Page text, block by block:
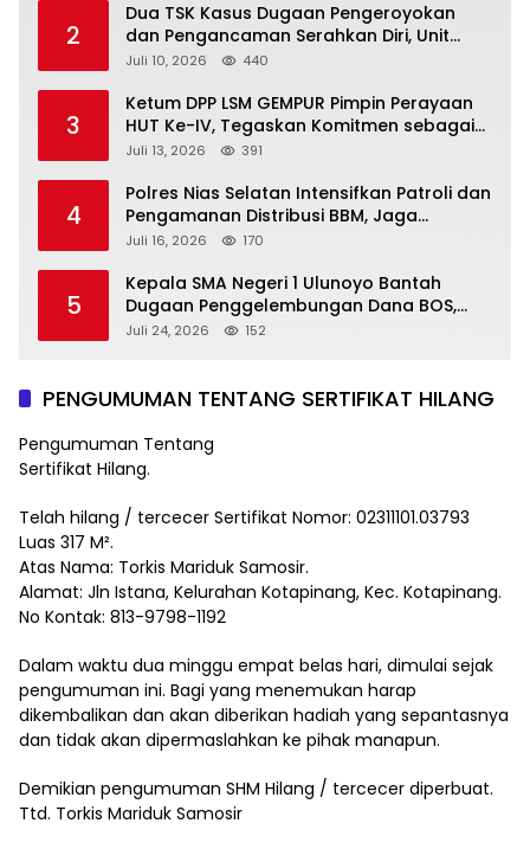
2
Dua TSK Kasus Dugaan Pengeroyokan
dan Pengancaman Serahkan Diri, Unit
Reskrim Polsek Lolowau Tuntaskan
Juli 10, 2026 440
3
Ketum DPP LSM GEMPUR Pimpin Perayaan
HUT Ke-IV, Tegaskan Komitmen sebagai
Mitra Pemerintah dan Corong Aspirasi
Juli 13, 2026 391
4
Polres Nias Selatan Intensifkan Patroli dan
Pengamanan Distribusi BBM, Jaga
Ketertiban di SPBU
Juli 16, 2026 170
5
Kepala SMA Negeri 1 Ulunoyo Bantah
Dugaan Penggelembungan Dana BOS,
Tegaskan Pemberitaan Tidak Benar
Juli 24, 2026 152
PENGUMUMAN TENTANG SERTIFIKAT HILANG
Pengumuman Tentang
Sertifikat Hilang.
Telah hilang / tercecer Sertifikat Nomor: 02311101.03793
Luas 317 M².
Atas Nama: Torkis Mariduk Samosir.
Alamat: Jln Istana, Kelurahan Kotapinang, Kec. Kotapinang.
No Kontak: 813-9798-1192
Dalam waktu dua minggu empat belas hari, dimulai sejak
pengumuman ini. Bagi yang menemukan harap
dikembalikan dan akan diberikan hadiah yang sepantasnya
dan tidak akan dipermaslahkan ke pihak manapun.
Demikian pengumuman SHM Hilang / tercecer diperbuat.
Ttd. Torkis Mariduk Samosir